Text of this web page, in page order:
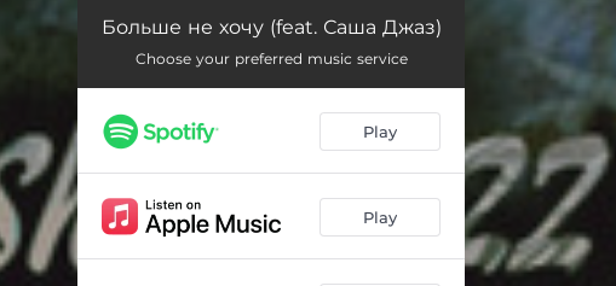
Больше не хочу (feat. Саша Джаз)
Choose your preferred music service
Play
Play